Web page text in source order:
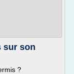
sur son
?